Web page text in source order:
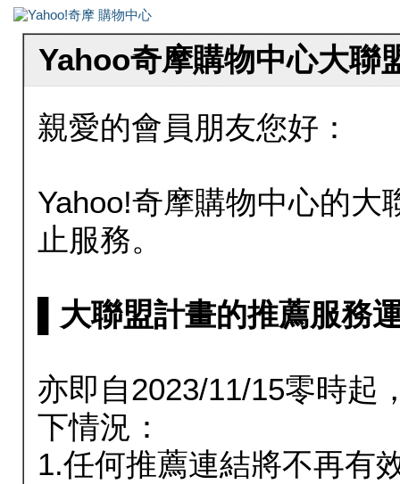
Yahoo奇摩購物中心大聯
親愛的會員朋友您好：
Yahoo!奇摩購物中心的大
止服務。
▌大聯盟計畫的推薦服務
亦即自2023/11/15零時起
下情況：
1.任何推薦連結將不再有